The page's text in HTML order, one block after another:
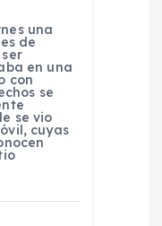
una
de
en una
con
se
se vio
cuyas